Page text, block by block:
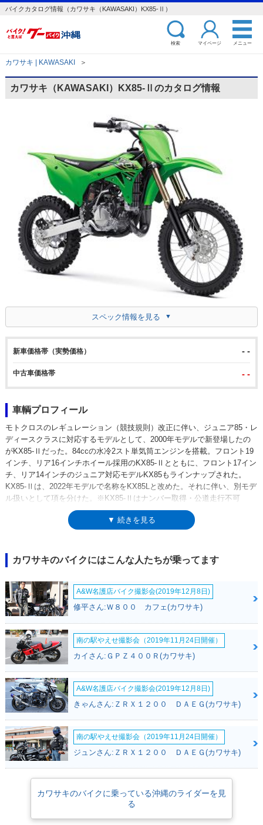
バイクカタログ情報（カワサキ（KAWASAKI）KX85-Ⅱ）
検索 マイページ メニュー
カワサキ | KAWASAKI ＞
カワサキ（KAWASAKI）KX85-Ⅱのカタログ情報
スペック情報を見る
新車価格帯（実勢価格） - -
中古車価格帯 - -
車輌プロフィール
モトクロスのレギュレーション（競技規則）改正に伴い、ジュニア85・レ
ディースクラスに対応するモデルとして、2000年モデルで新登場したの
がKX85-Ⅱだった。84ccの水冷2スト単気筒エンジンを搭載。フロント19
インチ、リア16インチホイール採用のKX85-Ⅱとともに、フロント17イン
チ、リア14インチのジュニア対応モデルKX85もラインナップされた。
KX85-Ⅱは、2022年モデルで名称をKX85Lと改めた。それに伴い、別モデ
ル扱いとして項を分けた。※KX85-Ⅱはナンバー取得・公道走行不可
▼ 続きを見る
カワサキのバイクにはこんな人たちが乗ってます
A&W名護店バイク撮影会(2019年12月8日)
修平さん:Ｗ８００ カフェ(カワサキ)
南の駅やえせ撮影会（2019年11月24日開催）
カイさん:ＧＰＺ４００Ｒ(カワサキ)
A&W名護店バイク撮影会(2019年12月8日)
きゃんさん:ＺＲＸ１２００ ＤＡＥＧ(カワサキ)
南の駅やえせ撮影会（2019年11月24日開催）
ジュンさん:ＺＲＸ１２００ ＤＡＥＧ(カワサキ)
カワサキのバイクに乗っている沖縄のライダーを見
る